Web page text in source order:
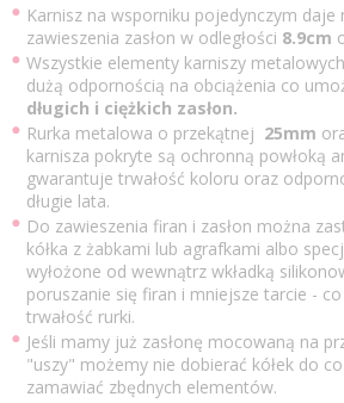
Karnisz na wsporniku pojedynczym daje
zawieszenia zasłon w odległości 8.9cm
Wszystkie elementy karniszy
dużą odpornością na obciążenia co
długich i ciężkich zasłon.
Rurka metalowa o przekątnej 25mm
karnisza pokryte są ochronną powłoką
gwarantuje trwałość koloru oraz
długie lata.
Do zawieszenia firan i zasłon można
kółka z żabkami lub agrafkami albo
wyłożone od wewnątrz wkładką
poruszanie się firan i mniejsze tarcie -
trwałość rurki.
Jeśli mamy już zasłonę mocowaną na
"uszy" możemy nie dobierać kółek do
zamawiać zbędnych elementów.